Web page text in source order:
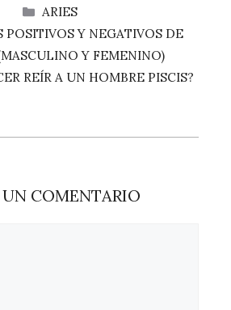
CATEGORÍAS
ARIES
POSITIVOS Y NEGATIVOS DE
Y FEMENINO)
REÍR A UN HOMBRE PISCIS?
UN COMENTARIO